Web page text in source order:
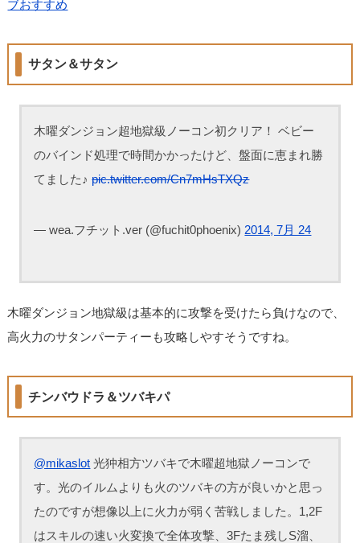
ブおすすめ
サタン＆サタン
木曜ダンジョン超地獄級ノーコン初クリア！ ベビー
のバインド処理で時間かかったけど、盤面に恵まれ勝
てました♪pic.twitter.com/Cn7mHsTXQz
— wea.フチット.ver (@fuchit0phoenix) 2014, 7月 24
木曜ダンジョン地獄級は基本的に攻撃を受けたら負けなので、
高火力のサタンパーティーも攻略しやすそうですね。
チンバウドラ＆ツバキパ
@mikaslot 光狆相方ツバキで木曜超地獄ノーコンで
す。光のイルムよりも火のツバキの方が良いかと思っ
たのですが想像以上に火力が弱く苦戦しました。1,2F
はスキルの速い火変換で全体攻撃、3Fたま残しS溜、